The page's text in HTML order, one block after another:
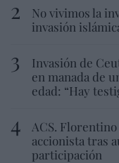
No vivimos la
invasión
Invasión de
en manada de
edad: “Hay
ACS.
accionista tras
participación